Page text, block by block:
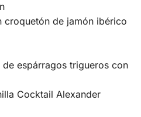
croquetón de jamón ibérico
espárragos trigueros con
Cocktail Alexander